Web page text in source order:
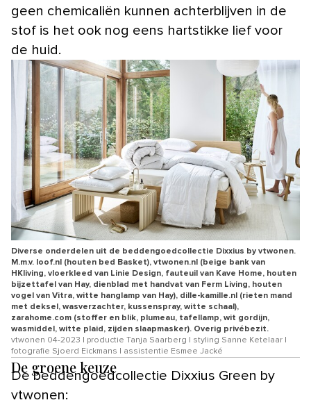
geen chemicaliën kunnen achterblijven in de
stof is het ook nog eens hartstikke lief voor
de huid.
Diverse onderdelen uit de beddengoedcollectie Dixxius by vtwonen.
M.m.v. loof.nl (houten bed Basket), vtwonen.nl (beige bank van
HKliving, vloerkleed van Linie Design, fauteuil van Kave Home, houten
bijzettafel van Hay, dienblad met handvat van Ferm Living, houten
vogel van Vitra, witte hanglamp van Hay), dille-kamille.nl (rieten mand
met deksel, wasverzachter, kussenspray, witte schaal),
zarahome.com (stoffer en blik, plumeau, tafellamp, wit gordijn,
wasmiddel, witte plaid, zijden slaapmasker). Overig privébezit.
vtwonen 04-2023 | productie Tanja Saarberg | styling Sanne Ketelaar |
fotografie Sjoerd Eickmans | assistentie Esmee Jacké
De groene keuze
De beddengoedcollectie Dixxius Green by
vtwonen: